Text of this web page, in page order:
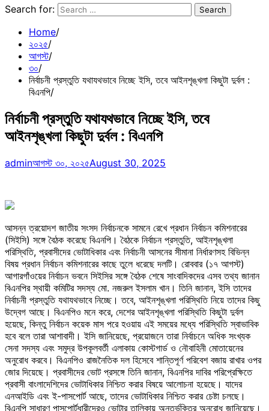
Search for:
Home
২০২৫
আগস্ট
৩০
নির্বাচনী প্রস্তুতি যথাযথভাবে নিচ্ছে ইসি, তবে আইনশৃঙ্খলা কিছুটা দুর্বল :
বিএনপি
নির্বাচনী প্রস্তুতি যথাযথভাবে নিচ্ছে ইসি, তবে
আইনশৃঙ্খলা কিছুটা দুর্বল : বিএনপি
adminআগস্ট ৩০, ২০২৫August 30, 2025
আসন্ন ত্রয়োদশ জাতীয় সংসদ নির্বাচনকে সামনে রেখে প্রধান নির্বাচন কমিশনারের
(সিইসি) সঙ্গে বৈঠক করেছে বিএনপি। বৈঠকে নির্বাচন প্রস্তুতি, আইনশৃঙ্খলা
পরিস্থিতি, প্রবাসীদের ভোটাধিকার এবং নির্বাচনী আসনের সীমানা নির্ধারণসহ বিভিন্ন
বিষয় প্রধান নির্বাচন কমিশনারের কাছে তুলে ধরেছে দলটি। রোববার (১৭ আগস্ট)
আগারগাঁওয়ের নির্বাচন ভবনে সিইসির সঙ্গে বৈঠক শেষে সাংবাদিকদের এসব তথ্য জানান
বিএনপির স্থায়ী কমিটির সদস্য মো. নজরুল ইসলাম খান। তিনি জানান, ইসি তাদের
নির্বাচনী প্রস্তুতি যথাযথভাবে নিচ্ছে। তবে, আইনশৃঙ্খলা পরিস্থিতি নিয়ে তাদের কিছু
উদ্বেগ আছে। বিএনপিও মনে করে, দেশের আইনশৃঙ্খলা পরিস্থিতি কিছুটা দুর্বল
হয়েছে, কিন্তু নির্বাচন কয়েক মাস পরে হওয়ায় এই সময়ের মধ্যে পরিস্থিতি স্বাভাবিক
হবে বলে তারা আশাবাদী। ইসি জানিয়েছে, প্রয়োজনে তারা নির্বাচনে অধিক সংখ্যক
সেনা সদস্য এবং সমুদ্র উপকূলবর্তী এলাকায় কোস্টগার্ড ও নৌবাহিনী মোতায়েনের
অনুরোধ করবে। বিএনপিও রাজনৈতিক দল হিসেবে শান্তিপূর্ণ পরিবেশ বজায় রাখার ওপর
জোর দিয়েছে। প্রবাসীদের ভোট প্রসঙ্গে তিনি জানান, বিএনপির দাবির পরিপ্রেক্ষিতে
প্রবাসী বাংলাদেশিদের ভোটাধিকার নিশ্চিত করার বিষয়ে আলোচনা হয়েছে। যাদের
এনআইডি এবং ই-পাসপোর্ট আছে, তাদের ভোটাধিকার নিশ্চিত করার চেষ্টা চলছে।
বিএনপি সাধারণ পাসপোর্টধারীদেরও ভোটার তালিকায় অন্তর্ভুক্তির অনুরোধ জানিয়েছে।